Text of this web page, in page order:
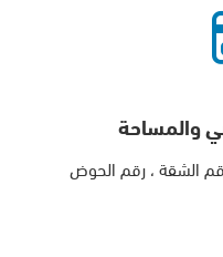
والمساحة
الشقة ، رقم الحوض